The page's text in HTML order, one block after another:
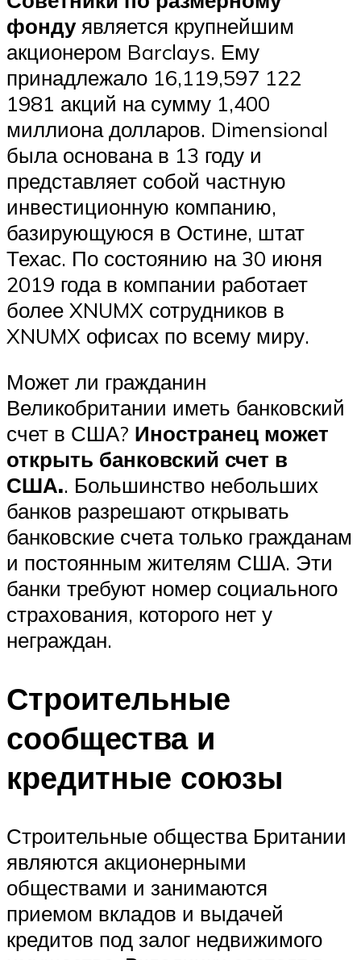
фондуявляется крупнейшим
акционером Barclays. Ему
принадлежало 16,119,597 122
1981 акций на сумму 1,400
миллиона долларов. Dimensional
была основана в 13 году и
представляет собой частную
инвестиционную компанию,
базирующуюся в Остине, штат
Техас. По состоянию на 30 июня
2019 года в компании работает
более XNUMX сотрудников в
XNUMX офисах по всему миру.
Может ли гражданин
Великобритании иметь банковский
счет в США? Иностранец может
открыть банковский счет в
США.. Большинство небольших
банков разрешают открывать
банковские счета только гражданам
и постоянным жителям США. Эти
банки требуют номер социального
страхования, которого нет у
неграждан.
Строительные
сообщества и
кредитные союзы
Строительные общества Британии
являются акционерными
обществами и занимаются
приемом вкладов и выдачей
кредитов под залог недвижимого